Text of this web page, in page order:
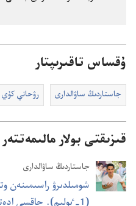
ۇقساس تاقىرىپتار
جاستاردىڭ ساۋالدارى رۋحاني كۇ‌ي
قىزىقتى بولار مالىمەتتەر
جاستاردىڭ ساۋالدارى
شومىلدىرۋ